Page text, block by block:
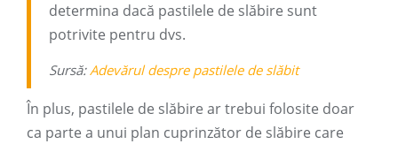
determina dacă pastilele de slăbire sunt
potrivite pentru dvs.
Sursă:Adevărul despre pastilele de slăbit
În plus, pastilele de slăbire ar trebui folosite doar
ca parte a unui plan cuprinzător de slăbire care